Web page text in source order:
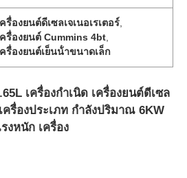
ครื่องยนต์ดีเซลเจเนอเรเตอร์
ครื่องยนต์ Cummins 4bt
ครื่องยนต์เย็นน้ําขนาดเล็ก
เครื่องกําเนิด เครื่องยนต์ดีเซล
ครื่องประเภท กําลังปริมาณ 6KW
งหนัก เครื่อง